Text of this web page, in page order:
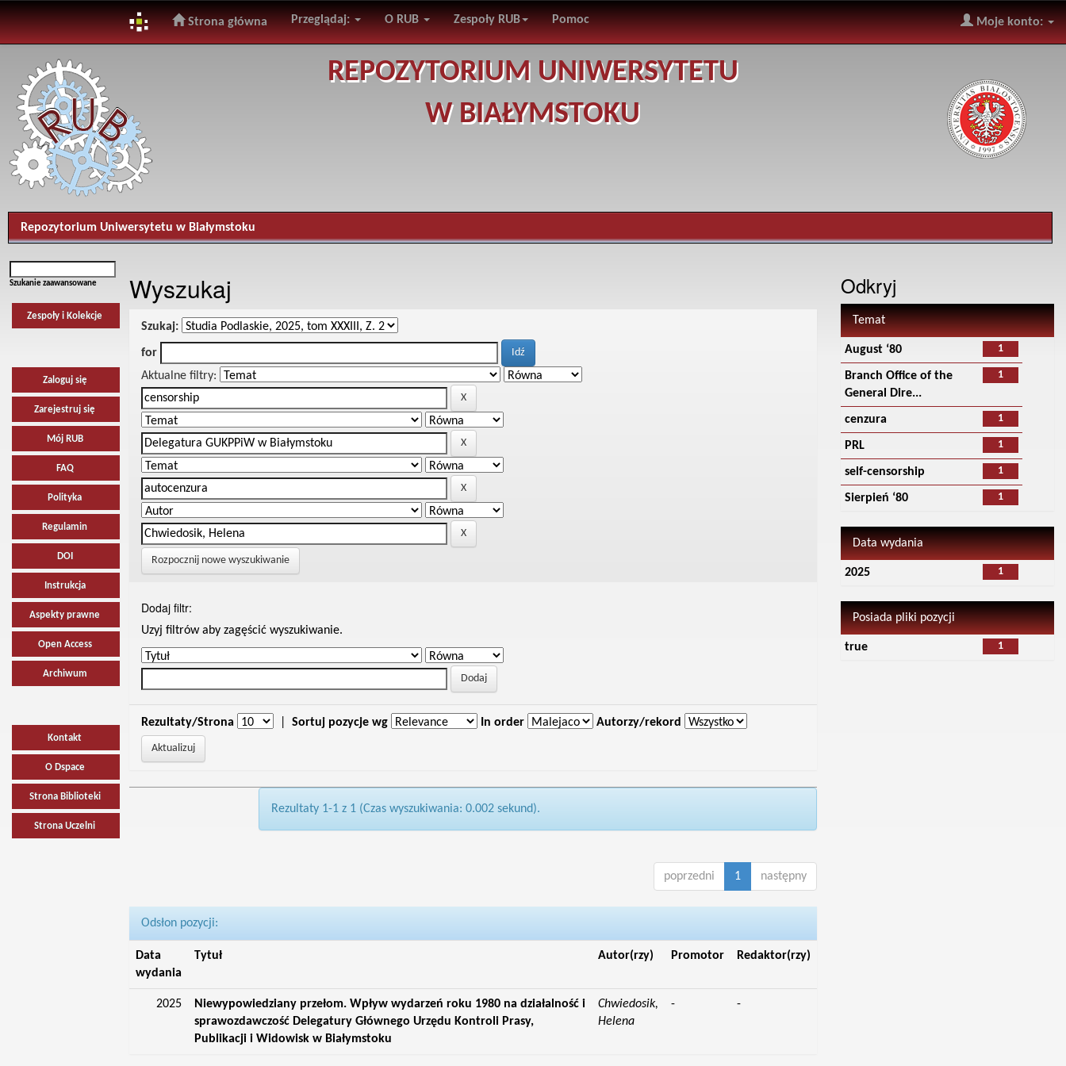
navigation
Strona główna Przeglądaj: O RUB Zespoły RUB Pomoc Moje konto:
REPOZYTORIUM UNIWERSYTETU
W BIAŁYMSTOKU
Repozytorium Uniwersytetu w Białymstoku
Szukanie zaawansowane
Zespoły i Kolekcje
Zaloguj się
Zarejestruj się
Mój RUB
FAQ
Polityka
Regulamin
DOI
Instrukcja
Aspekty prawne
Open Access
Archiwum
Kontakt
O Dspace
Strona Biblioteki
Strona Uczelni
Wyszukaj
Szukaj:
for
Aktualne filtry:
Rozpocznij nowe wyszukiwanie
Dodaj filtr:
Uzyj filtrów aby zagęścić wyszukiwanie.
Rezultaty/Strona Sortuj pozycje wg In order Autorzy/rekord
Rezultaty 1-1 z 1 (Czas wyszukiwania: 0.002 sekund).
poprzedni 1 następny
Odsłon pozycji:
Data
wydania
Tytuł Autor(rzy) Promotor Redaktor(rzy)
2025
Niewypowiedziany przełom. Wpływ wydarzeń roku 1980 na działalność i
sprawozdawczość Delegatury Głównego Urzędu Kontroli Prasy,
Publikacji i Widowisk w Białymstoku
Chwiedosik,
Helena
- -
Odkryj
Temat
1
August ‘80
1
Branch Office of the
General Dire...
1
cenzura
1
PRL
1
self-censorship
1
Sierpień ‘80
Data wydania
1
2025
Posiada pliki pozycji
1
true